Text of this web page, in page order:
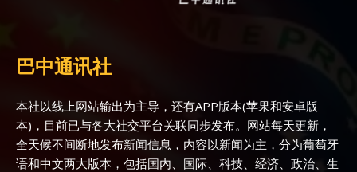
巴中通讯社
本社以线上网站输出为主导，还有APP版本(苹果和安卓版
本)，目前已与各大社交平台关联同步发布。网站每天更新，
全天候不间断地发布新闻信息，内容以新闻为主，分为葡萄牙
语和中文两大版本，包括国内、国际、科技、经济、政治、生